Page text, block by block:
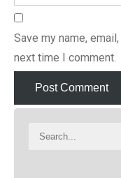
Save my name,
next time I comment.